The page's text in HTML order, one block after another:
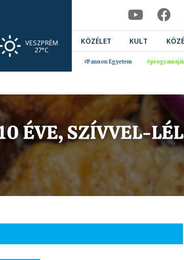
VESZPRÉM
27°C
KÖZÉLET KULT
#Pannon Egyetem